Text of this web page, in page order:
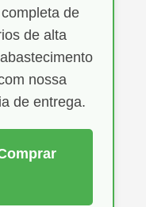
de
de alta
nossa
de entrega.